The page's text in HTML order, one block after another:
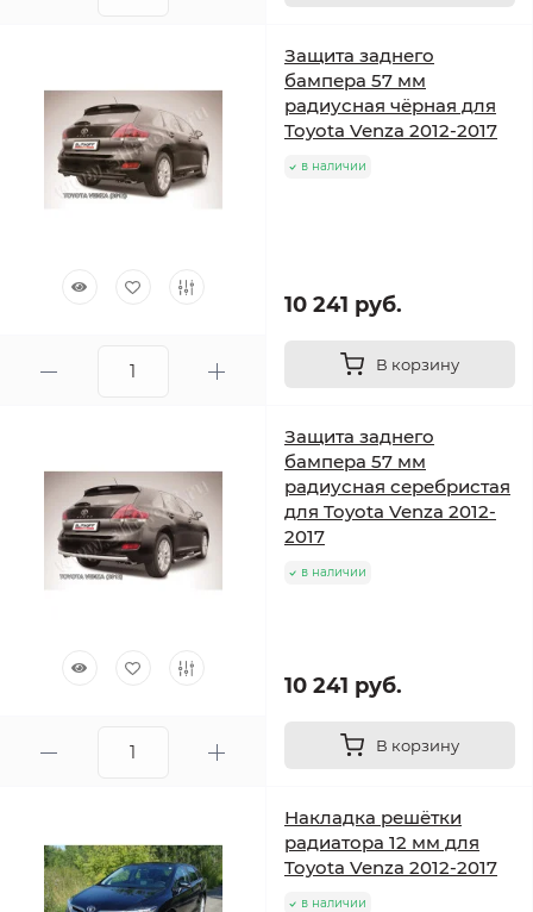
Защита заднего
бампера 57 мм
радиусная чёрная для
Toyota Venza 2012-2017
в наличии
10 241 руб.
В корзину
Защита заднего
бампера 57 мм
радиусная серебристая
для Toyota Venza 2012-
2017
в наличии
10 241 руб.
В корзину
Накладка решётки
радиатора 12 мм для
Toyota Venza 2012-2017
в наличии